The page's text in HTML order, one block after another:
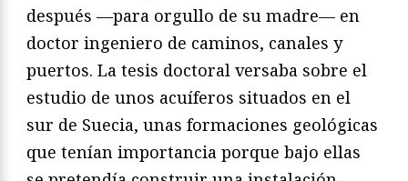
después —para orgullo de su madre— en
doctor ingeniero de caminos, canales y
puertos. La tesis doctoral versaba sobre el
estudio de unos acuíferos situados en el
sur de Suecia, unas formaciones geológicas
que tenían importancia porque bajo ellas